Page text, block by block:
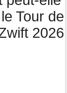
Tour de
2026